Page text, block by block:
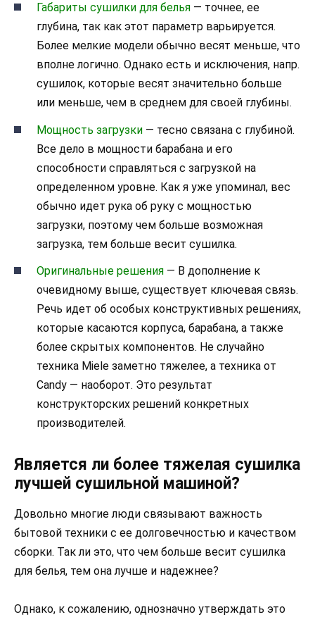
Габариты сушилки для белья — точнее, ее
глубина, так как этот параметр варьируется.
Более мелкие модели обычно весят меньше, что
вполне логично. Однако есть и исключения, напр.
сушилок, которые весят значительно больше
или меньше, чем в среднем для своей глубины.
Мощность загрузки — тесно связана с глубиной.
Все дело в мощности барабана и его
способности справляться с загрузкой на
определенном уровне. Как я уже упоминал, вес
обычно идет рука об руку с мощностью
загрузки, поэтому чем больше возможная
загрузка, тем больше весит сушилка.
Оригинальные решения — В дополнение к
очевидному выше, существует ключевая связь.
Речь идет об особых конструктивных решениях,
которые касаются корпуса, барабана, а также
более скрытых компонентов. Не случайно
техника Miele заметно тяжелее, а техника от
Candy — наоборот. Это результат
конструкторских решений конкретных
производителей.
Является ли более тяжелая сушилка
лучшей сушильной машиной?
Довольно многие люди связывают важность
бытовой техники с ее долговечностью и качеством
сборки. Так ли это, что чем больше весит сушилка
для белья, тем она лучше и надежнее?
Однако, к сожалению, однозначно утверждать это